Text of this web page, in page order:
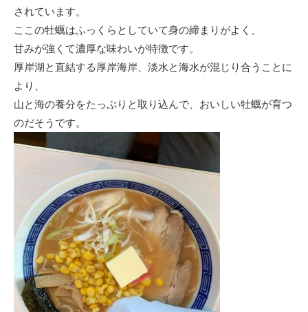
されています。
ここの牡蠣はふっくらとしていて身の締まりがよく、
甘みが強くて濃厚な味わいが特徴です。
厚岸湖と直結する厚岸海岸、淡水と海水が混じり合うことに
より、
山と海の養分をたっぷりと取り込んで、おいしい牡蠣が育つ
のだそうです。